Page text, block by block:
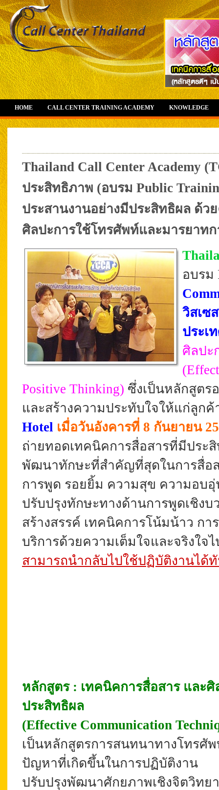
HOME CALL CENTER TRAINING ACADEMY KNOWLEDGE
Thailand Call Center Academy
ประสิทธิภาพ (อบรม Public
ประสานงานอย่างมีประสิทธิผล ด้ว
ศิลปะการใช้โทรศัพท์และมารยาท
อบรม
วิสเซ
ประเ
ศิลปะ
(
Positive Thinking) ซึ่งเป็นหลักสูตร
และสร้างความประทับใจให้แก่ลูก
Hotel เมื่อวันอังคารที่ 8 กันยายน
ถ่ายทอดเทคนิคการสื่อสารที่มีประ
พัฒนาทักษะที่สำคัญที่สุดในการสื่อ
การพูด รอยยิ้ม ความสุข ความอบ
ปรับปรุงทักษะทางด้านการพูดเชิง
สร้างสรรค์ เทคนิคการโน้มน้าว ก
บริการด้วยความเต็มใจและจริงใจ
สามารถนำกลับไปใช้ปฏิบัติงานได้
หลักสูตร : เทคนิคการสื่อสาร และ
ประสิทธิผล
(Effective Communication
เป็นหลักสูตรการสนทนาทางโทรศั
ปัญหาที่เกิดขึ้นในการปฏิบัติงาน
ปรับปรุงพัฒนาศักยภาพเชิงจิตวิทยา